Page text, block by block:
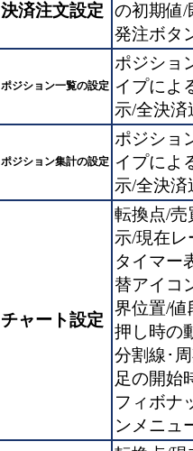
決済注文設定
の初期値/
発注ボタ
ポジション一覧の設定
ポジショ
イプによ
示/全決済
ポジション集計の設定
ポジショ
イプによ
示/全決済
チャート設定
転換点/売
示/現在
タイマー
替アイコ
界位置/値
押し時の
分割線･
足の開始
フィボナ
ンメニュ